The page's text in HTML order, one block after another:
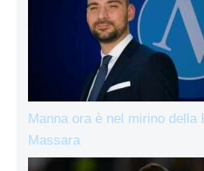
Manna ora è nel mirino della
Massara